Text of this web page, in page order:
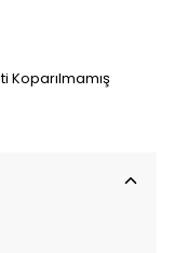
Koparılmamış